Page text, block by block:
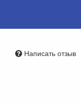
Написать отзыв